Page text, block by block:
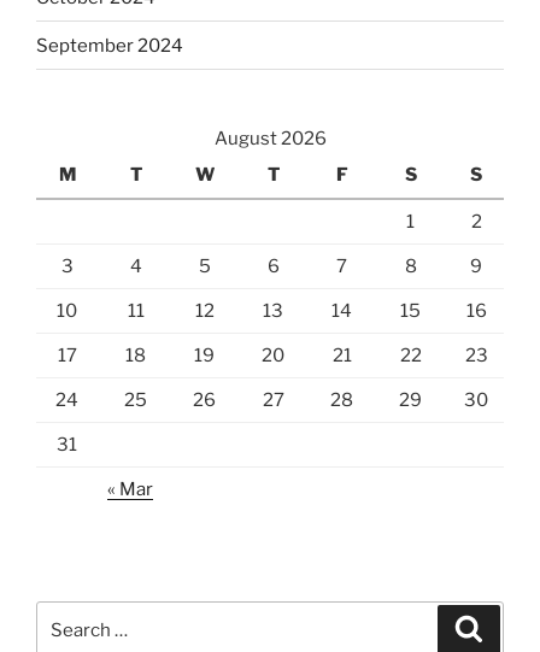
September 2024
August 2026
M
T W T F S S
1 2
3 4 5 6 7 8 9
10 11 12 13 14 15 16
17 18 19 20 21 22 23
24 25 26 27 28 29 30
31
« Mar
for: